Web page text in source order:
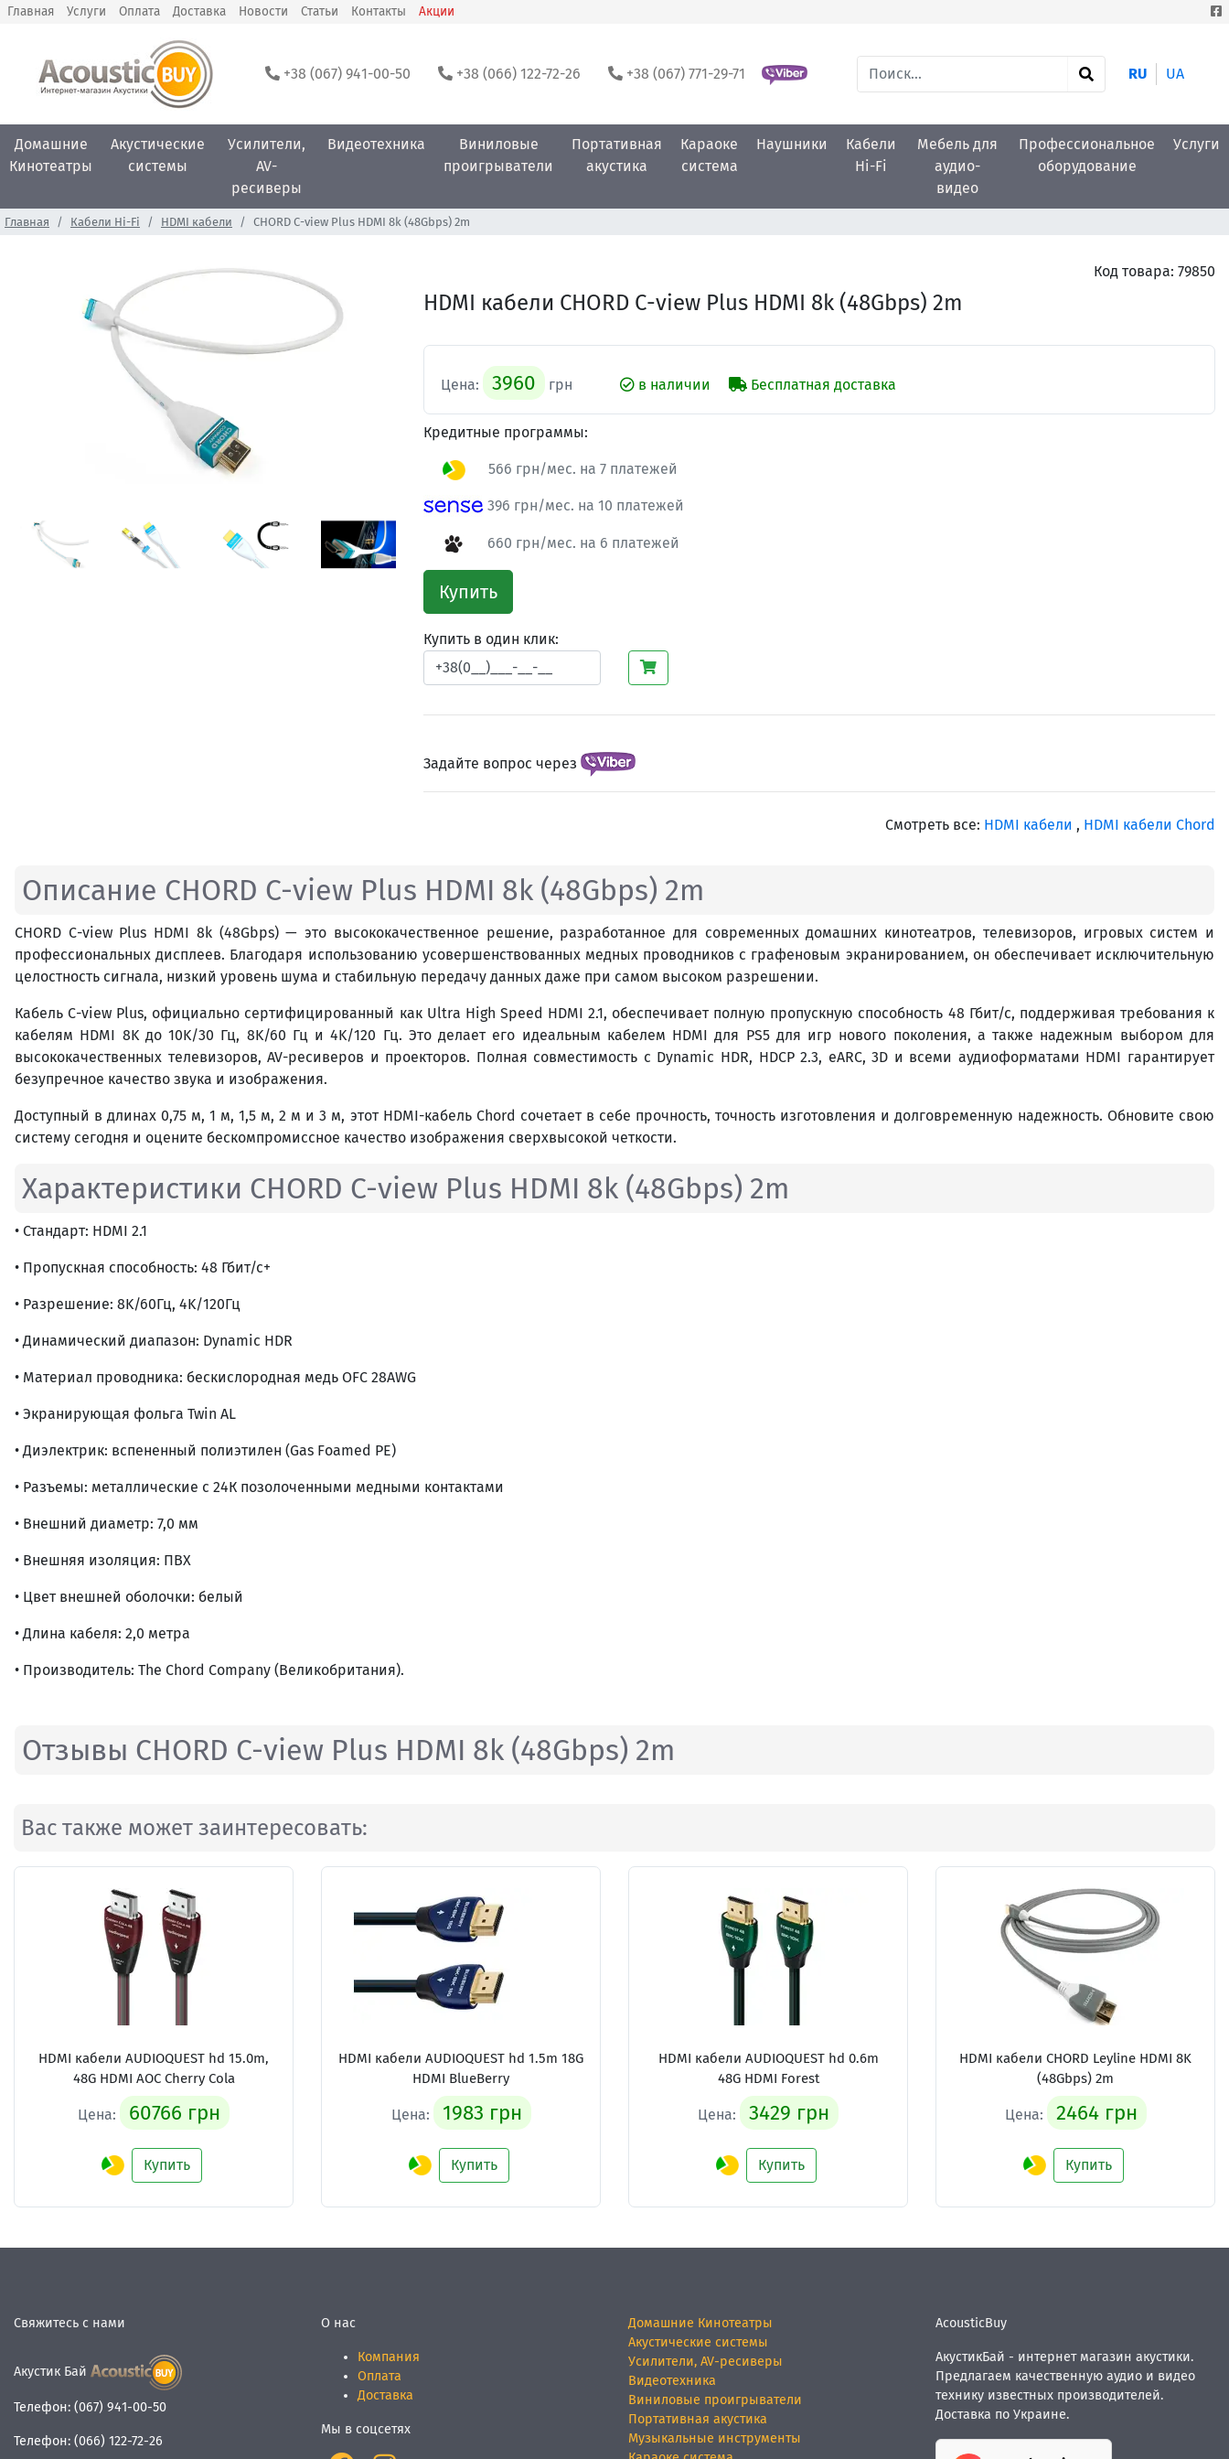
Главная Услуги Оплата Доставка Новости Статьи Контакты Акции
+38 (067) 941-00-50 +38 (066) 122-72-26 +38 (067) 771-29-71 RU UA
Домашние
Кинотеатры
Акустические
системы
Усилители,
AV-
ресиверы
Видеотехника
Виниловые
проигрыватели
Портативная
акустика
Караоке
система
Наушники
Кабели
Hi-Fi
Мебель для
аудио-
видео
Профессиональное
оборудование
Услуги
Главная Кабели Hi-Fi HDMI кабели CHORD C-view Plus HDMI 8k (48Gbps) 2m
Код товара: 79850
HDMI кабели CHORD C-view Plus HDMI 8k (48Gbps) 2m
Цена: 3960 грн в наличии Бесплатная доставка
Кредитные программы:
566 грн/мес. на 7 платежей
396 грн/мес. на 10 платежей
660 грн/мес. на 6 платежей
Купить
Купить в один клик:
Задайте вопрос через
Смотреть все: HDMI кабели , HDMI кабели Chord
Описание CHORD C-view Plus HDMI 8k (48Gbps) 2m
CHORD C-view Plus HDMI 8k (48Gbps) — это высококачественное решение, разработанное для современных домашних кинотеатров, телевизоров, игровых систем и
профессиональных дисплеев. Благодаря использованию усовершенствованных медных проводников с графеновым экранированием, он обеспечивает исключительную
целостность сигнала, низкий уровень шума и стабильную передачу данных даже при самом высоком разрешении.
Кабель C-view Plus, официально сертифицированный как Ultra High Speed ​​HDMI 2.1, обеспечивает полную пропускную способность 48 Гбит/с, поддерживая требования к
кабелям HDMI 8K до 10K/30 Гц, 8K/60 Гц и 4K/120 Гц. Это делает его идеальным кабелем HDMI для PS5 для игр нового поколения, а также надежным выбором для
высококачественных телевизоров, AV-ресиверов и проекторов. Полная совместимость с Dynamic HDR, HDCP 2.3, eARC, 3D и всеми аудиоформатами HDMI гарантирует
безупречное качество звука и изображения.
Доступный в длинах 0,75 м, 1 м, 1,5 м, 2 м и 3 м, этот HDMI-кабель Chord сочетает в себе прочность, точность изготовления и долговременную надежность. Обновите свою
систему сегодня и оцените бескомпромиссное качество изображения сверхвысокой четкости.
Характеристики CHORD C-view Plus HDMI 8k (48Gbps) 2m
• Стандарт: HDMI 2.1
• Пропускная способность: 48 Гбит/с+
• Разрешение: 8K/60Гц, 4K/120Гц
• Динамический диапазон: Dynamic HDR
• Материал проводника: бескислородная медь OFC 28AWG
• Экранирующая фольга Twin AL
• Диэлектрик: вспененный полиэтилен (Gas Foamed PE)
• Разъемы: металлические с 24К позолоченными медными контактами
• Внешний диаметр: 7,0 мм
• Внешняя изоляция: ПВХ
• Цвет внешней оболочки: белый
• Длина кабеля: 2,0 метра
• Производитель: The Chord Company (Великобритания).
Отзывы CHORD C-view Plus HDMI 8k (48Gbps) 2m
Вас также может заинтересовать:
HDMI кабели AUDIOQUEST hd 15.0m,
48G HDMI AOC Cherry Cola
Цена: 60766 грн
Купить
HDMI кабели AUDIOQUEST hd 1.5m 18G
HDMI BlueBerry
Цена: 1983 грн
Купить
HDMI кабели AUDIOQUEST hd 0.6m
48G HDMI Forest
Цена: 3429 грн
Купить
HDMI кабели CHORD Leyline HDMI 8K
(48Gbps) 2m
Цена: 2464 грн
Купить
Свяжитесь с нами
Акустик Бай
Телефон: (067) 941-00-50
Телефон: (066) 122-72-26
О нас
Компания
Оплата
Доставка
Мы в соцсетях
Домашние Кинотеатры
Акустические системы
Усилители, AV-ресиверы
Видеотехника
Виниловые проигрыватели
Портативная акустика
Музыкальные инструменты
AcousticBuy
АкустикБай - интернет магазин акустики.
Предлагаем качественную аудио и видео
технику известных производителей.
Доставка по Украине.